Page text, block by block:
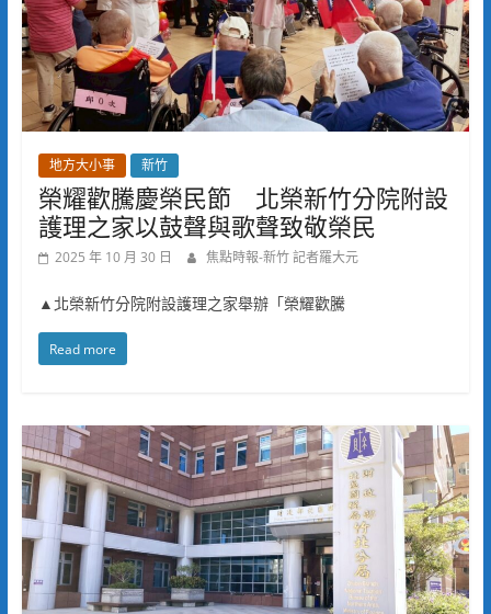
地方大小事 新竹
榮耀歡騰慶榮民節 北榮新竹分院附設
護理之家以鼓聲與歌聲致敬榮民
2025 年 10 月 30 日 焦點時報-新竹 記者羅大元
▲北榮新竹分院附設護理之家舉辦「榮耀歡騰
Read more